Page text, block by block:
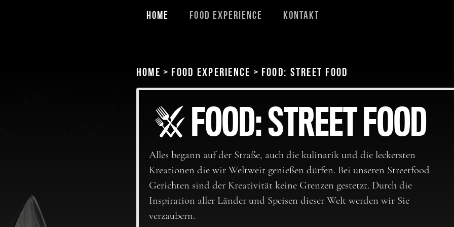
Home Food Experience Kontakt
Home > Food Experience > Food: Street Food
FOOD: STREET FOOD
Alles begann auf der Straße, auch die kulinarik und die leckersten
Kreationen die wir Weltweit genießen dürfen. Bei unseren Streetfood
Gerichten sind der Kreativität keine Grenzen gestetzt. Durch die
Inspiration aller Länder und Speisen dieser Welt werden wir Sie
verzaubern.